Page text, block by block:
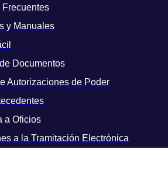
Frecuentes
y Manuales
Documentos
Autorizaciones de Poder
a Oficios
a la Tramitación Electrónica